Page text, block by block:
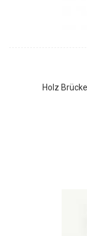
Holz